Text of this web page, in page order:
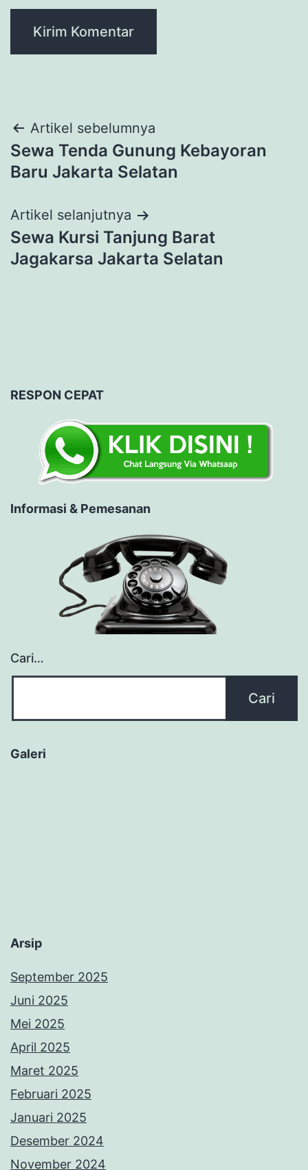
Navigasi
pos
Artikel sebelumnya
Sewa Tenda Gunung Kebayoran
Baru Jakarta Selatan
Artikel selanjutnya
Sewa Kursi Tanjung Barat
Jagakarsa Jakarta Selatan
RESPON CEPAT
Informasi & Pemesanan
Cari…
Galeri
Arsip
September 2025
Juni 2025
Mei 2025
April 2025
Maret 2025
Februari 2025
Januari 2025
Desember 2024
November 2024